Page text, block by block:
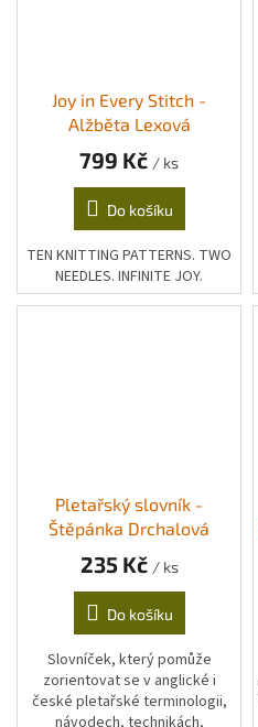
Joy in Every Stitch -
Alžběta Lexová
799 Kč / ks
Do košíku
TEN KNITTING PATTERNS. TWO
NEEDLES. INFINITE JOY.
Pletařský slovník -
Štěpánka Drchalová
235 Kč / ks
Do košíku
Slovníček, který pomůže
zorientovat se v anglické i
české pletařské terminologii,
návodech, technikách,